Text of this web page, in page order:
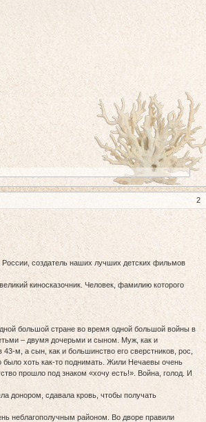
2
создатель наших лучших детских фильмов
киносказочник. Человек, фамилию которого
большой стране во время одной большой войны в
– двумя дочерьми и сыном. Муж, как и
м, а сын, как и большинство его сверстников, рос,
было хоть как-то поднимать. Жили Нечаевы очень
прошло под знаком «хочу есть!». Война, голод. И
донором, сдавала кровь, чтобы получать
неблагополучным районом. Во дворе правили